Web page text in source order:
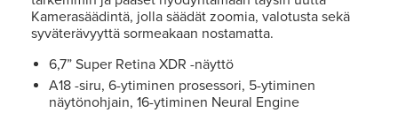
Kamerasäädintä, jolla säädät zoomia, valotusta sekä
syväterävyyttä sormeakaan nostamatta.
6,7” Super Retina XDR -näyttö
A18 -siru, 6-ytiminen prosessori, 5-ytiminen
näytönohjain, 16-ytiminen Neural Engine